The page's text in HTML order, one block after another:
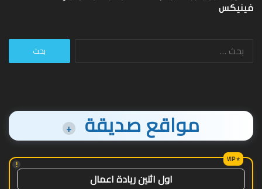
فينيكس
البحث
مواقع صديقة +
!
اول اثنين ريادة اعمال